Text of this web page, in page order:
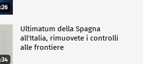
Ultimatum della Spagna
all'Italia, rimuovete i controlli
alle frontiere